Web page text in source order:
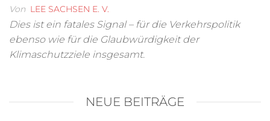
Von LEE SACHSEN E. V.
Dies ist ein fatales Signal – für die Verkehrspolitik
ebenso wie für die Glaubwürdigkeit der
Klimaschutzziele insgesamt.
NEUE BEITRÄGE